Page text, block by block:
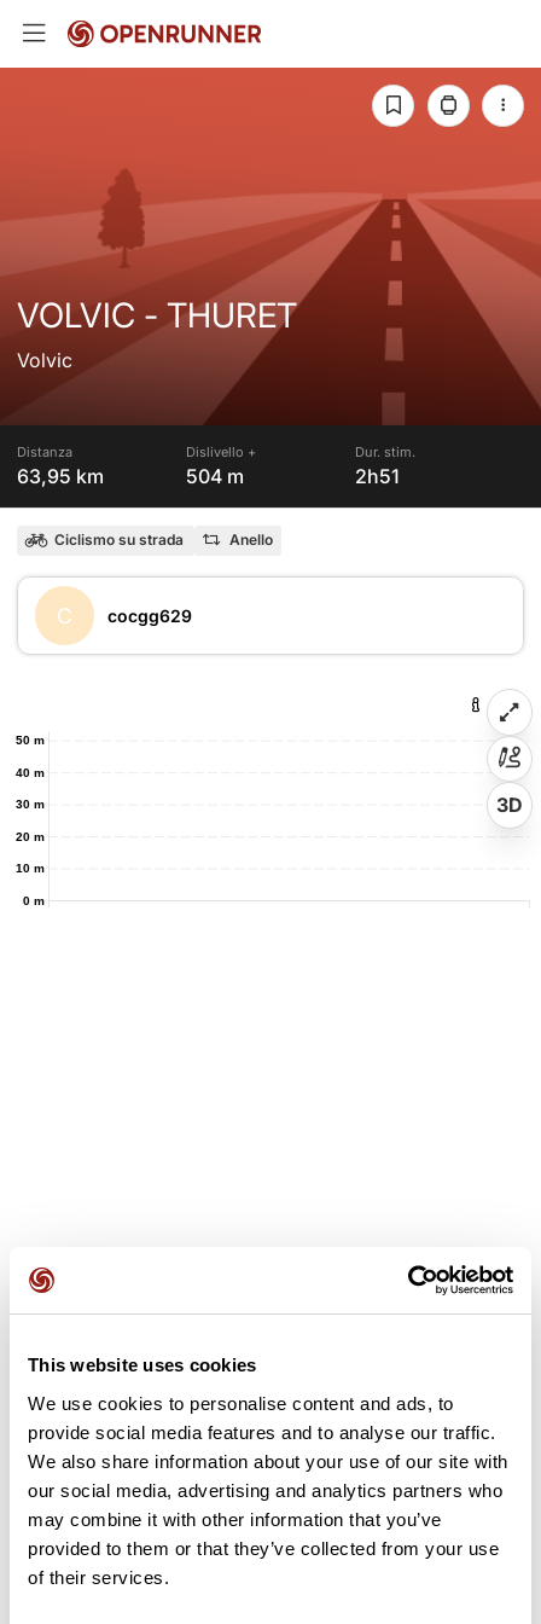
This website uses cookies
We use cookies to personalise content and ads, to
provide social media features and to analyse our traffic.
We also share information about your use of our site with
our social media, advertising and analytics partners who
may combine it with other information that you’ve
provided to them or that they’ve collected from your use
of their services.
VOLVIC - THURET
Volvic
Distanza
63,95 km
Dislivello +
504 m
Dur. stim.
2h51
Ciclismo su strada Anello
C cocgg629
0 m
10 m
20 m
30 m
40 m
50 m
3D
Recensioni degli utenti
Questo percorso non contiene ancora alcuna recensione.
L'hai già effettuato? Sii il primo a inviare una recensione!
Aggiungi una recensione